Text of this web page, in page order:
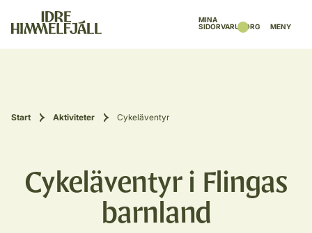
MINA
SIDORVARUKORG MENY
Start Aktiviteter Cykeläventyr
Cykeläventyr i Flingas
barnland